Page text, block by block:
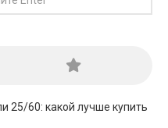
25/60: какой лучше купить